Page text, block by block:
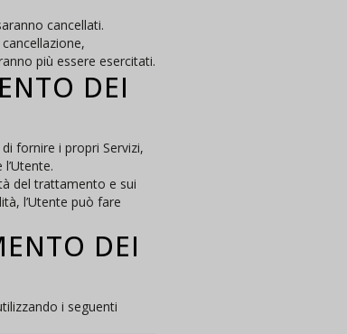
cancellati.
più essere esercitati.
DEI
fornire i propri Servizi,
del trattamento e sui
l’Utente può fare
DEI
i seguenti